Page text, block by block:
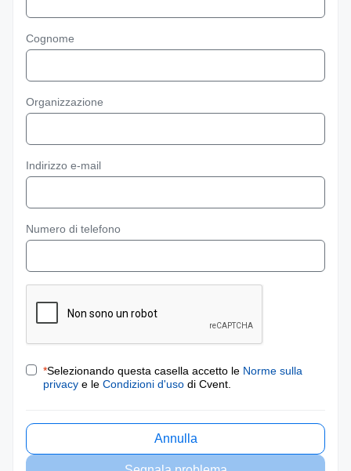
Cognome
Organizzazione
Indirizzo e-mail
Numero di telefono
*Selezionando questa casella accetto le Norme sulla
privacy e le Condizioni d'uso di Cvent.
Annulla